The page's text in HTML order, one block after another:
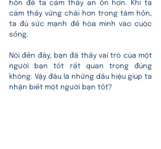
hồn để ta cảm thấy an ổn hơn. Khi ta
cảm thấy vững chãi hơn trong tâm hồn,
ta đủ sức mạnh để hòa mình vào cuộc
sống.
Nói đến đây, bạn đã thấy vai trò của một
người bạn tốt rất quan trọng đúng
không. Vậy đâu là những dấu hiệu giúp ta
nhận biết một người bạn tốt?